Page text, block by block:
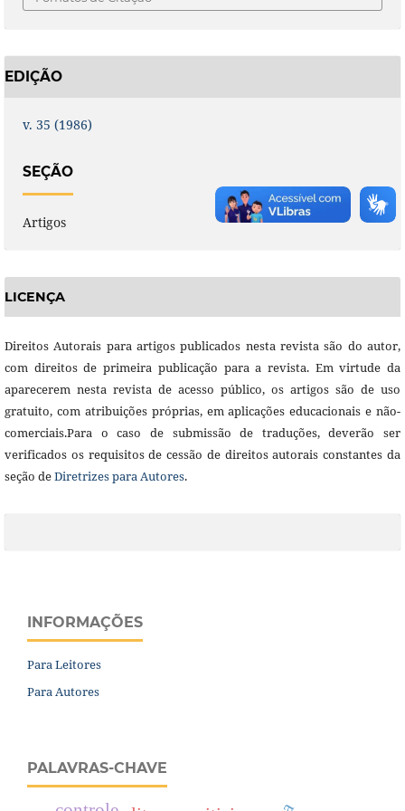
EDIÇÃO
v. 35 (1986)
SEÇÃO
Artigos
LICENÇA
Direitos Autorais para artigos publicados nesta revista são do autor,
com direitos de primeira publicação para a revista. Em virtude da
aparecerem nesta revista de acesso público, os artigos são de uso
gratuito, com atribuições próprias, em aplicações educacionais e não-
comerciais.Para o caso de submissão de traduções, deverão ser
verificados os requisitos de cessão de direitos autorais constantes da
seção deDiretrizes para Autores.
INFORMAÇÕES
Para Leitores
Para Autores
PALAVRAS-CHAVE